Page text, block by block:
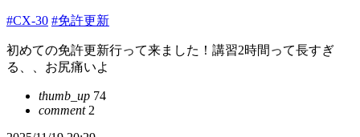
#CX-30 #免許更新
初めての免許更新行って来ました！講習2時間って長すぎ
る、、お尻痛いよ
thumb_up 74
comment2